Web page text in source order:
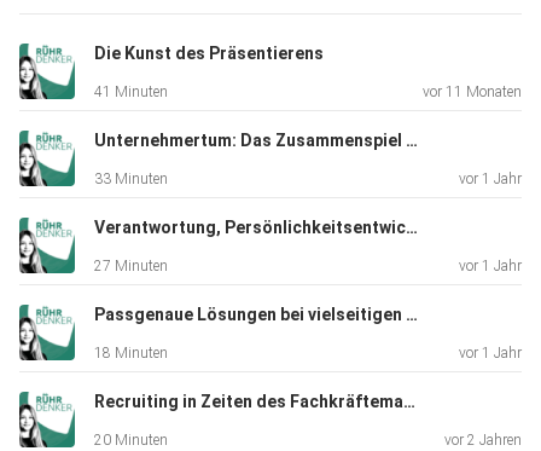
über die
Wichtigkeit eines funktionierenden Servicenetzes, wie
Servicemonteure auf ihre Einsätze optimal vorbereitet
werden und
wie wir unsere Kunden bestmöglich betreuen. Wir
beim Anhören der Folgen von „Rührdenker“- dem SUMA
Podcast. Fragen,
Die Kunst des Präsentierens
41 Minuten vor 11 Monaten
Unternehmertum: Das Zusammenspiel von Produkten, Prozessen, Werten, Mitarbeitenden & Führung
33 Minuten vor 1 Jahr
Verantwortung, Persönlichkeitsentwicklung & Job - Ausbildung im Fokus
27 Minuten vor 1 Jahr
Passgenaue Lösungen bei vielseitigen Anforderungen
18 Minuten vor 1 Jahr
Recruiting in Zeiten des Fachkräftemangels
20 Minuten vor 2 Jahren